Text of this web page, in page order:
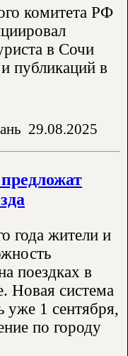
комитета РФ
в Сочи
публикаций в
29.08.2025
года жители и
поездках в
Новая система
уже 1 сентября,
по городу